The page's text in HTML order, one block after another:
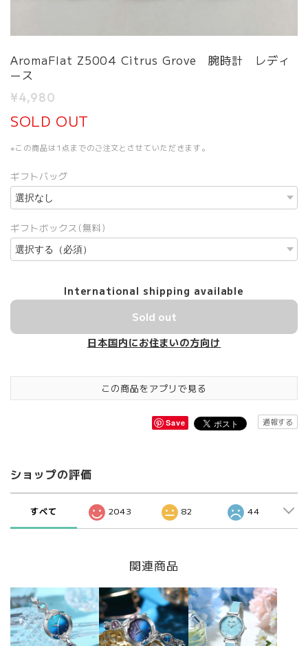
AromaFlat Z5004 Citrus Grove 腕時計 レディ
ース
¥4,980
SOLD OUT
※この商品は1点までのご注文とさせていただきます。
ギフトバッグ
ギフトボックス(無料)
International shipping available
Sold out
日本国内にお住まいの方向け
この商品をアプリで見る
Save 通報する
ショップの評価
すべて 2043 82 44
関連商品